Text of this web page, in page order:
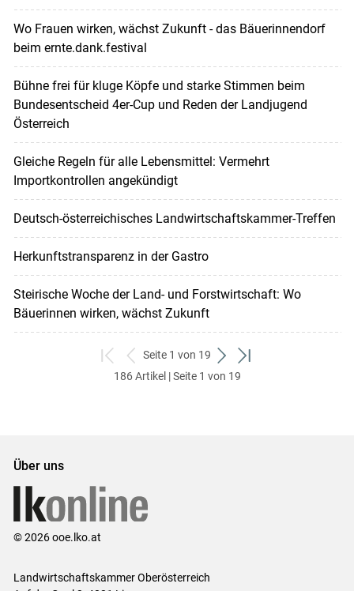
Wo Frauen wirken, wächst Zukunft - das Bäuerinnendorf
beim ernte.dank.festival
Bühne frei für kluge Köpfe und starke Stimmen beim
Bundesentscheid 4er-Cup und Reden der Landjugend
Österreich
Gleiche Regeln für alle Lebensmittel: Vermehrt
Importkontrollen angekündigt
Deutsch-österreichisches Landwirtschaftskammer-Treffen
Herkunftstransparenz in der Gastro
Steirische Woche der Land- und Forstwirtschaft: Wo
Bäuerinnen wirken, wächst Zukunft
zum
ersten
zurück
zum
Seite 1 von 19
weiter
zum
zum
186 Artikel | Seite 1 von 19
Über uns
© 2026 ooe.lko.at
Landwirtschaftskammer Oberösterreich